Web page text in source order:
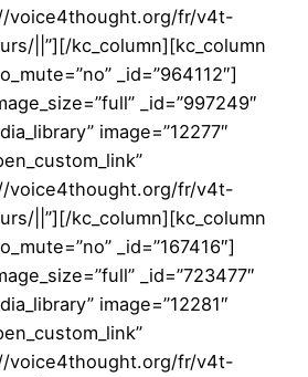
voice4thought.org/fr/v4t-
||”][/kc_column][kc_column
_id=”964112″]
_id=”997249″
image=”12277″
voice4thought.org/fr/v4t-
||”][/kc_column][kc_column
_id=”167416″]
_id=”723477″
image=”12281″
voice4thought.org/fr/v4t-